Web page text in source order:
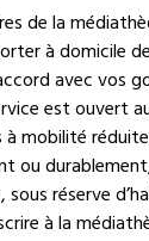
de la
à domicile
avec vos
est ouvert
mobilité
ou
sous réserve
à la